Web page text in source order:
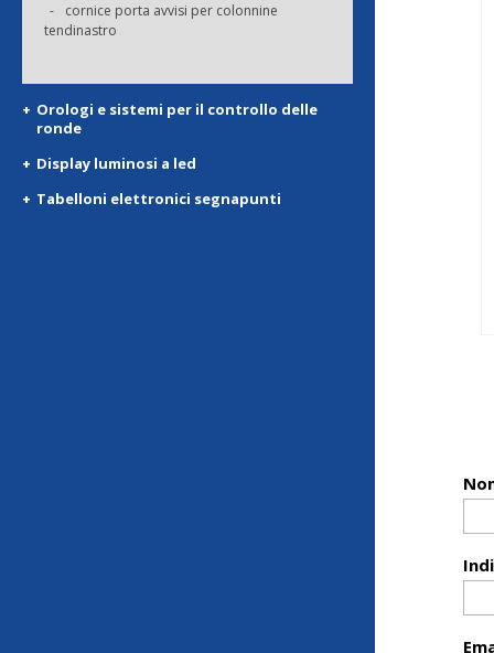
cornice porta avvisi per colonnine
tendinastro
Orologi e sistemi per il controllo delle
ronde
Display luminosi a led
Tabelloni elettronici segnapunti